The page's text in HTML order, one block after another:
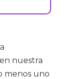
nuestra
menos uno